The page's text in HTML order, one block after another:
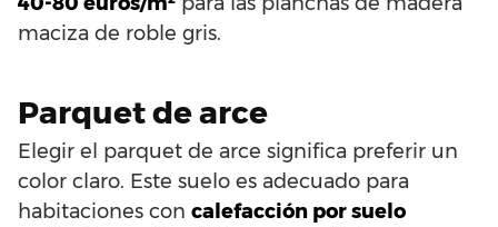
maciza de roble gris.
Parquet de arce
Elegir el parquet de arce significa preferir un
color claro. Este suelo es adecuado para
habitaciones con calefacción por suelo